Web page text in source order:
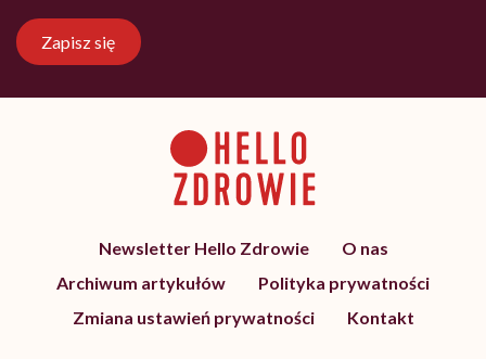
Zapisz się
Newsletter Hello Zdrowie
O nas
Archiwum artykułów
Polityka prywatności
Zmiana ustawień prywatności
Kontakt